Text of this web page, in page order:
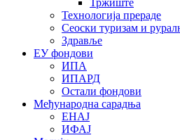
Технологија прераде
Сеоски туризам и
Здравље
ЕУ фондови
ИПА
ИПАРД
Остали фондови
Међународна сарадња
ЕНАЈ
ИФАЈ